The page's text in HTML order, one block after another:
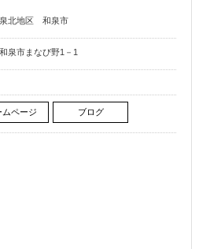
北地区 和泉市
泉市まなび野1－1
ムページ ブログ